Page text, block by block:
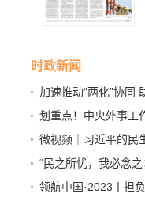
时政新闻
加速推动“两化”协同
划重点！中央外事工
微视频｜习近平的民
“民之所忧，我必念
领航中国·2023丨担